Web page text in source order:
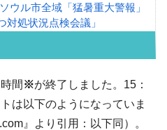
ウル市全域「猛暑重大警報」
処状況点検会議」
分「71台」しか売れなかっ
免を何回やっても、何回やっ
間 ※が終了しました。15：
は以下のようになっていま
』より引用：以下同）。